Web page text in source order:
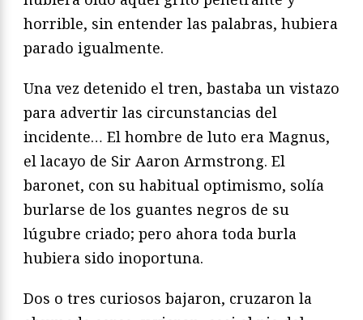
horrible, sin entender las palabras, hubiera
parado igualmente.
Una vez detenido el tren, bastaba un vistazo
para advertir las circunstancias del
incidente… El hombre de luto era Magnus,
el lacayo de Sir Aaron Armstrong. El
baronet, con su habitual optimismo, solía
burlarse de los guantes negros de su
lúgubre criado; pero ahora toda burla
hubiera sido inoportuna.
Dos o tres curiosos bajaron, cruzaron la